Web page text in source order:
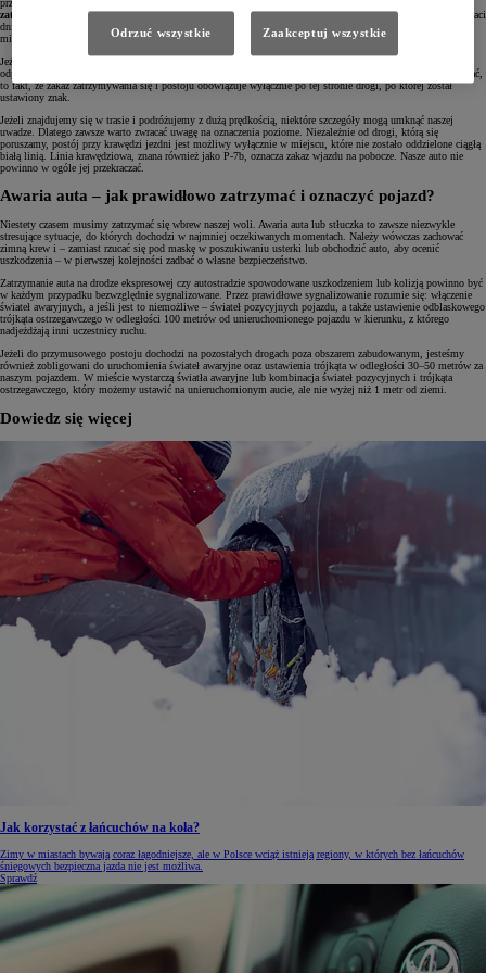
zatrzymywania się to dwie skrzyżowane linie.Znaki te mogą być dodatkowo opatrzone przypisami w postaci
dni obowiązywania (zakaz może nie dotyczyć weekendów) czy sugerowanego czasu zakazu (np. powyżej 10
minut).
Jeżeli zakaz nie obowiązuje na całej długości ulicy, znajdziemy pod nim strzałki w górę i w dół określające
odpowiednio początek i koniec strefy, w której nie wolno się zatrzymywać. To, o czym jeszcze warto pamiętać,
to fakt, że zakaz zatrzymywania się i postoju obowiązuje wyłącznie po tej stronie drogi, po której został
ustawiony znak.
Jeżeli znajdujemy się w trasie i podróżujemy z dużą prędkością, niektóre szczegóły mogą umknąć naszej
uwadze. Dlatego zawsze warto zwracać uwagę na oznaczenia poziome. Niezależnie od drogi, którą się
poruszamy, postój przy krawędzi jezdni jest możliwy wyłącznie w miejscu, które nie zostało oddzielone ciągłą
białą linią. Linia krawędziowa, znana również jako P-7b, oznacza zakaz wjazdu na pobocze. Nasze auto nie
powinno w ogóle jej przekraczać.
Awaria auta – jak prawidłowo zatrzymać i oznaczyć pojazd?
Niestety czasem musimy zatrzymać się wbrew naszej woli. Awaria auta lub stłuczka to zawsze niezwykle
stresujące sytuacje, do których dochodzi w najmniej oczekiwanych momentach. Należy wówczas zachować
zimną krew i – zamiast rzucać się pod maskę w poszukiwaniu usterki lub obchodzić auto, aby ocenić
uszkodzenia – w pierwszej kolejności zadbać o własne bezpieczeństwo.
Zatrzymanie auta na drodze ekspresowej czy autostradzie spowodowane uszkodzeniem lub kolizją powinno być
w każdym przypadku bezwzględnie sygnalizowane. Przez prawidłowe sygnalizowanie rozumie się: włączenie
świateł awaryjnych, a jeśli jest to niemożliwe – świateł pozycyjnych pojazdu, a także ustawienie odblaskowego
trójkąta ostrzegawczego w odległości 100 metrów od unieruchomionego pojazdu w kierunku, z którego
nadjeżdżają inni uczestnicy ruchu.
Jeżeli do przymusowego postoju dochodzi na pozostałych drogach poza obszarem zabudowanym, jesteśmy
również zobligowani do uruchomienia świateł awaryjne oraz ustawienia trójkąta w odległości 30–50 metrów za
naszym pojazdem. W mieście wystarczą światła awaryjne lub kombinacja świateł pozycyjnych i trójkąta
ostrzegawczego, który możemy ustawić na unieruchomionym aucie, ale nie wyżej niż 1 metr od ziemi.
Dowiedz się więcej
Jak korzystać z łańcuchów na koła?
Zimy w miastach bywają coraz łagodniejsze, ale w Polsce wciąż istnieją regiony, w których bez łańcuchów
śniegowych bezpieczna jazda nie jest możliwa.
Sprawdź
Odrzuć wszystkie Zaakceptuj wszystkie